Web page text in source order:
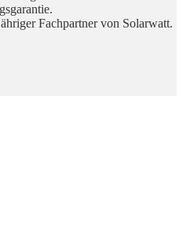
Fachpartner von Solarwatt.